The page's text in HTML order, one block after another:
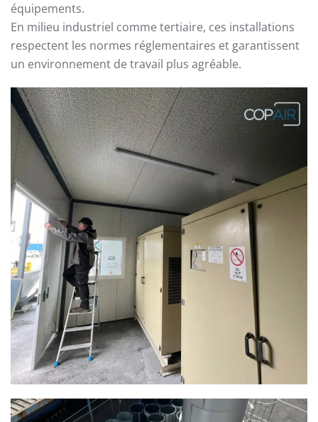
équipements.
En milieu industriel comme tertiaire, ces installations
respectent les normes réglementaires et garantissent
un environnement de travail plus agréable.